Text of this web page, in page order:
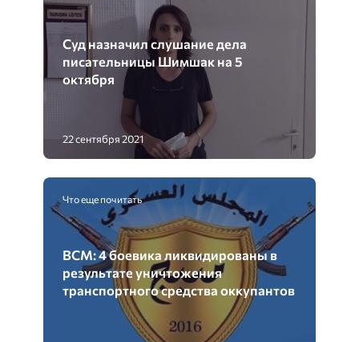
Суд назначил слушание дела
писательницы Шимшак на 5
октября
22 сентября 2021
Что еще почитать
ВСМ: 4 боевика ликвидированы в
результате уничтожения
транспортного средства оккупантов